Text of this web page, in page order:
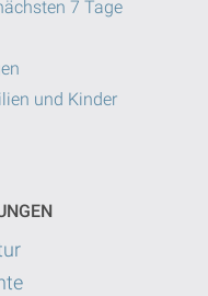
7 Tage
und Kinder